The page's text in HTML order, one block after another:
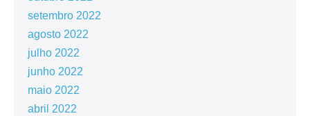
setembro 2022
agosto 2022
julho 2022
junho 2022
maio 2022
abril 2022